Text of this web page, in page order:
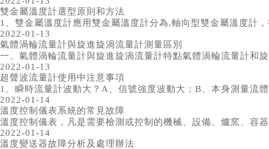
雙金屬溫度計選型原則和方法
1、雙金屬溫度計應用雙金屬溫度計分為,軸向型雙金屬溫度計
2022-01-13
氣體渦輪流量計與旋進旋渦流量計測量區別
一、氣體渦輪流量計與旋進旋渦流量計特點氣體渦輪流量計和
2022-01-13
超聲波流量計使用中注意事項
1、瞬時流量計波動大？A、信號強度波動大；B、本身測量流
2022-01-14
溫度控制儀表系統的常見故障
溫度控制儀表，凡是需要檢測或控制的機械、設備、爐窯、容
2022-01-14
溫度變送器故障分析及處理辦法